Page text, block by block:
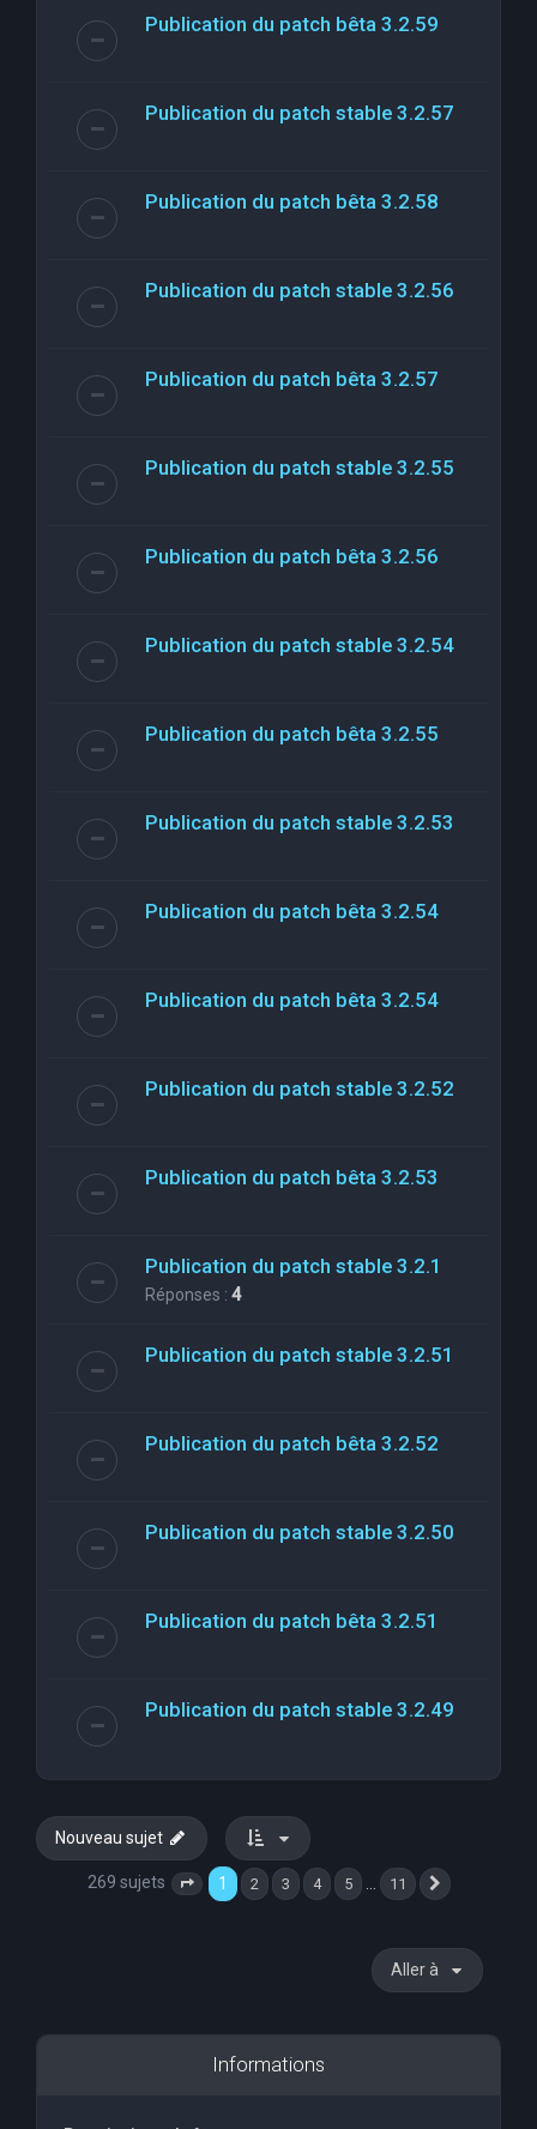
Publication du patch bêta 3.2.59
Publication du patch stable 3.2.57
Publication du patch bêta 3.2.58
Publication du patch stable 3.2.56
Publication du patch bêta 3.2.57
Publication du patch stable 3.2.55
Publication du patch bêta 3.2.56
Publication du patch stable 3.2.54
Publication du patch bêta 3.2.55
Publication du patch stable 3.2.53
Publication du patch bêta 3.2.54
Publication du patch bêta 3.2.54
Publication du patch stable 3.2.52
Publication du patch bêta 3.2.53
Publication du patch stable 3.2.1
Réponses : 4
Publication du patch stable 3.2.51
Publication du patch bêta 3.2.52
Publication du patch stable 3.2.50
Publication du patch bêta 3.2.51
Publication du patch stable 3.2.49
Nouveau sujet
269 sujets Page 1 sur 11
1 2 3 4 5 11
Aller à
Informations